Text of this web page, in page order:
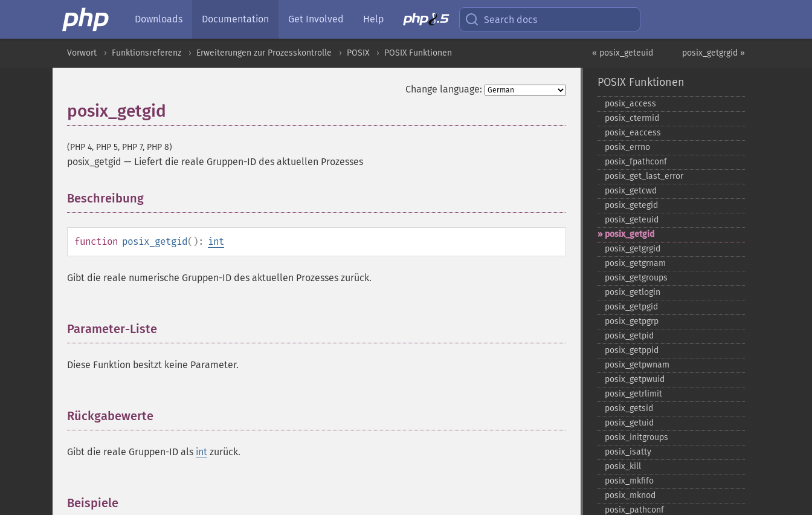
Downloads Documentation Get Involved Help Search docs
posix_getgrgid »
« posix_geteuid
Vorwort Funktionsreferenz Erweiterungen zur Prozesskontrolle POSIX POSIX Funktionen
Change language:
posix_getgid
(PHP 4, PHP 5, PHP 7, PHP 8)
posix_getgid — Liefert die reale Gruppen-ID des aktuellen Prozesses
Beschreibung
function posix_getgid(): int
Gibt die reale numerische Gruppen-ID des aktuellen Prozesses zurück.
Parameter-Liste
Diese Funktion besitzt keine Parameter.
Rückgabewerte
Gibt die reale Gruppen-ID als int zurück.
Beispiele
POSIX Funktionen
posix_​access
posix_​ctermid
posix_​eaccess
posix_​errno
posix_​fpathconf
posix_​get_​last_​error
posix_​getcwd
posix_​getegid
posix_​geteuid
posix_​getgid
posix_​getgrgid
posix_​getgrnam
posix_​getgroups
posix_​getlogin
posix_​getpgid
posix_​getpgrp
posix_​getpid
posix_​getppid
posix_​getpwnam
posix_​getpwuid
posix_​getrlimit
posix_​getsid
posix_​getuid
posix_​initgroups
posix_​isatty
posix_​kill
posix_​mkfifo
posix_​mknod
posix_​pathconf